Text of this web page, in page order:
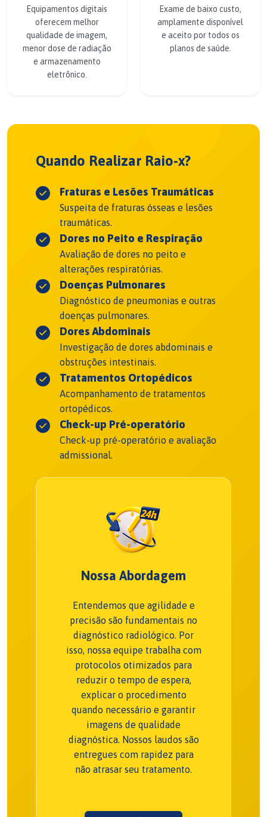
Equipamentos digitais
oferecem melhor
qualidade de imagem,
menor dose de radiação
e armazenamento
eletrônico.
Exame de baixo custo,
amplamente disponível
e aceito por todos os
planos de saúde.
Quando Realizar Raio-x?
Fraturas e Lesões Traumáticas
Suspeita de fraturas ósseas e lesões
traumáticas.
Dores no Peito e Respiração
Avaliação de dores no peito e
alterações respiratórias.
Doenças Pulmonares
Diagnóstico de pneumonias e outras
doenças pulmonares.
Dores Abdominais
Investigação de dores abdominais e
obstruções intestinais.
Tratamentos Ortopédicos
Acompanhamento de tratamentos
ortopédicos.
Check-up Pré-operatório
Check-up pré-operatório e avaliação
admissional.
Nossa Abordagem
Entendemos que agilidade e
precisão são fundamentais no
diagnóstico radiológico. Por
isso, nossa equipe trabalha com
protocolos otimizados para
reduzir o tempo de espera,
explicar o procedimento
quando necessário e garantir
imagens de qualidade
diagnóstica. Nossos laudos são
entregues com rapidez para
não atrasar seu tratamento.